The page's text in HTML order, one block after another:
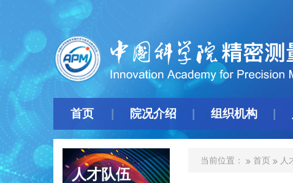
首页 院况介绍 组织机构
人才队伍
当前位置： 首页 人